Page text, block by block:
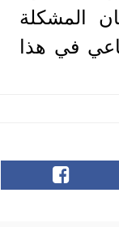
المشكلة
في هذا